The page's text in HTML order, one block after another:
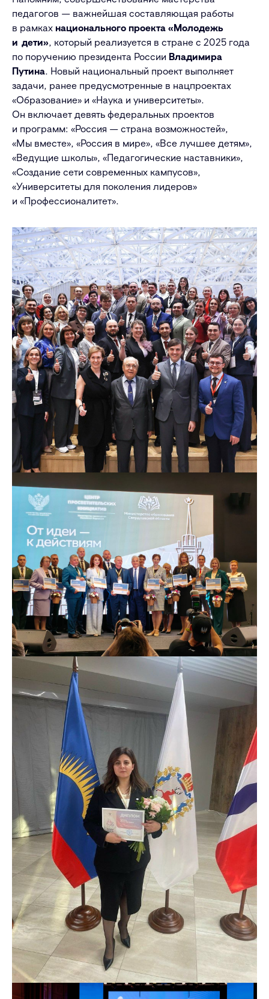
педагогов — важнейшая составляющая работы
в рамках национального проекта «Молодежь
и дети», который реализуется в стране с 2025 года
по поручению президента России Владимира
Путина. Новый национальный проект выполняет
задачи, ранее предусмотренные в нацпроектах
«Образование» и «Наука и университеты».
Он включает девять федеральных проектов
и программ: «Россия — страна возможностей»,
«Мы вместе», «Россия в мире», «Все лучшее детям»,
«Ведущие школы», «Педагогические наставники»,
«Создание сети современных кампусов»,
«Университеты для поколения лидеров»
и «Профессионалитет».